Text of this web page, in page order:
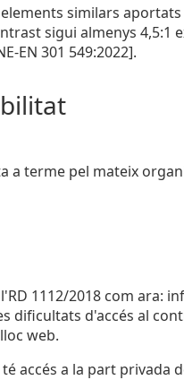
similars aportats
sigui almenys 4,5:1
EN 301 549:2022].
a terme pel mateix
1112/2018 com ara:
dificultats d'accés al
web.
accés a la part privada